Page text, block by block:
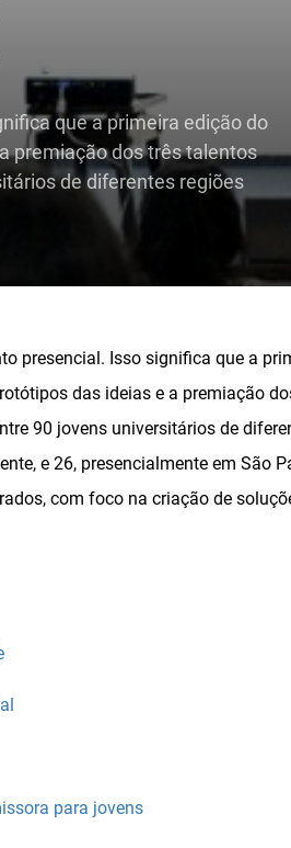
que a primeira edição do
premiação dos três talentos
de diferentes regiões
presencial. Isso significa que a
das ideias e a premiação
90 jovens universitários de
e 26, presencialmente em São
com foco na criação de
para jovens